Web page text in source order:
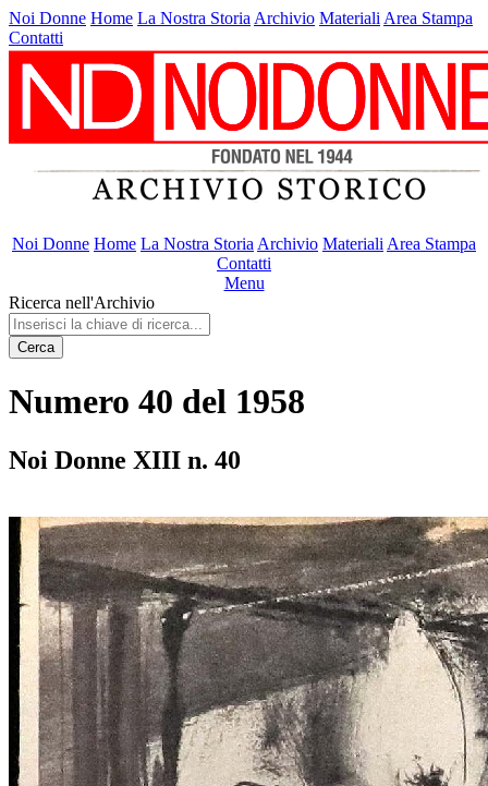
Noi Donne Home La Nostra Storia Archivio Materiali Area Stampa
Contatti
Noi Donne Home La Nostra Storia Archivio Materiali Area Stampa
Contatti
Menu
Ricerca nell'Archivio
Cerca
Numero 40 del 1958
Noi Donne XIII n. 40